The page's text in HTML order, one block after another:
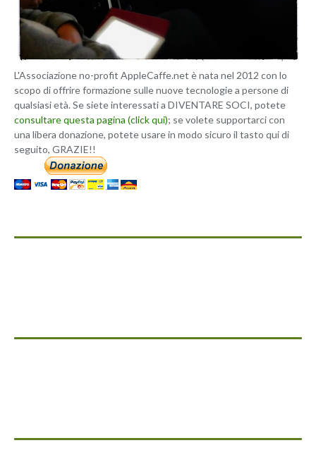
L'Associazione no-profit AppleCaffe.net è nata nel 2012 con lo
scopo di offrire formazione sulle nuove tecnologie a persone di
qualsiasi età. Se siete interessati a DIVENTARE SOCI, potete
consultare questa pagina (click qui); se volete supportarci con
una libera donazione, potete usare in modo sicuro il tasto qui di
seguito, GRAZIE!!